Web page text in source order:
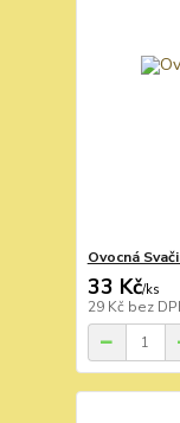
Ovocná
33 Kč/ks
29 Kč bez